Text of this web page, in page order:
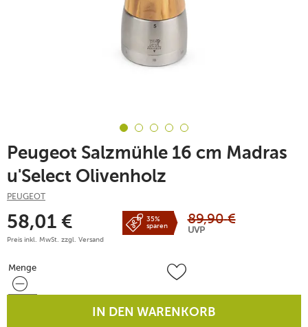
Peugeot Salzmühle 16 cm Madras
u'Select Olivenholz
PEUGEOT
58,01 €
Preis inkl. MwSt. zzgl. Versand
35%
sparen
89,90 €
UVP
Menge
Menge
IN DEN WARENKORB